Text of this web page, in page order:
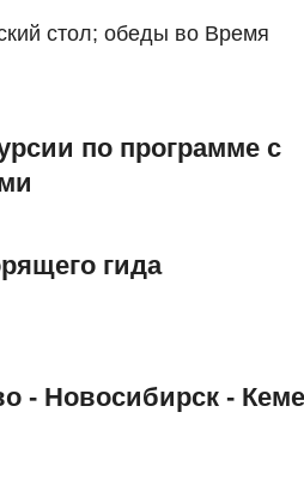
стол; обеды во Время
по программе с
гида
- Новосибирск -